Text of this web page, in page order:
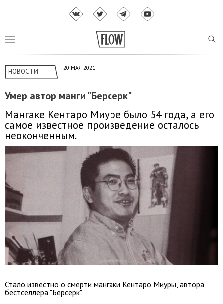
НОВОСТИ 20 МАЯ 2021
Умер автор манги "Берсерк"
Мангаке Кентаро Миуре было 54 года, а его
самое известное произведение осталось
неоконченным.
Стало известно о смерти мангаки Кентаро Миуры, автора
бестселлера "Берсерк".